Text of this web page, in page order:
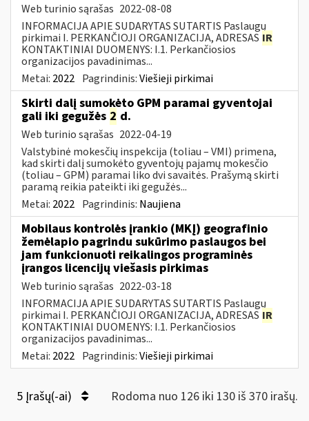
Web turinio sąrašas 2022-08-08
INFORMACIJA APIE SUDARYTAS SUTARTIS Paslaugų
pirkimai I. PERKANČIOJI ORGANIZACIJA, ADRESAS IR
KONTAKTINIAI DUOMENYS: I.1. Perkančiosios
organizacijos pavadinimas...
Metai: 2022 Pagrindinis:Viešieji pirkimai
Skirti dalį sumokėto GPM paramai gyventojai
gali iki gegužės 2 d.
Web turinio sąrašas 2022-04-19
Valstybinė mokesčių inspekcija (toliau – VMI) primena,
kad skirti dalį sumokėto gyventojų pajamų mokesčio
(toliau – GPM) paramai liko dvi savaitės. Prašymą skirti
paramą reikia pateikti iki gegužės...
Metai: 2022 Pagrindinis: Naujiena
Mobilaus kontrolės įrankio (MKĮ) geografinio
žemėlapio pagrindu sukūrimo paslaugos bei
jam funkcionuoti reikalingos programinės
įrangos licencijų viešasis pirkimas
Web turinio sąrašas 2022-03-18
INFORMACIJA APIE SUDARYTAS SUTARTIS Paslaugų
pirkimai I. PERKANČIOJI ORGANIZACIJA, ADRESAS IR
KONTAKTINIAI DUOMENYS: I.1. Perkančiosios
organizacijos pavadinimas...
Metai: 2022 Pagrindinis:Viešieji pirkimai
5 Įrašų(-ai) Rodoma nuo 126 iki 130 iš 370 irašų.